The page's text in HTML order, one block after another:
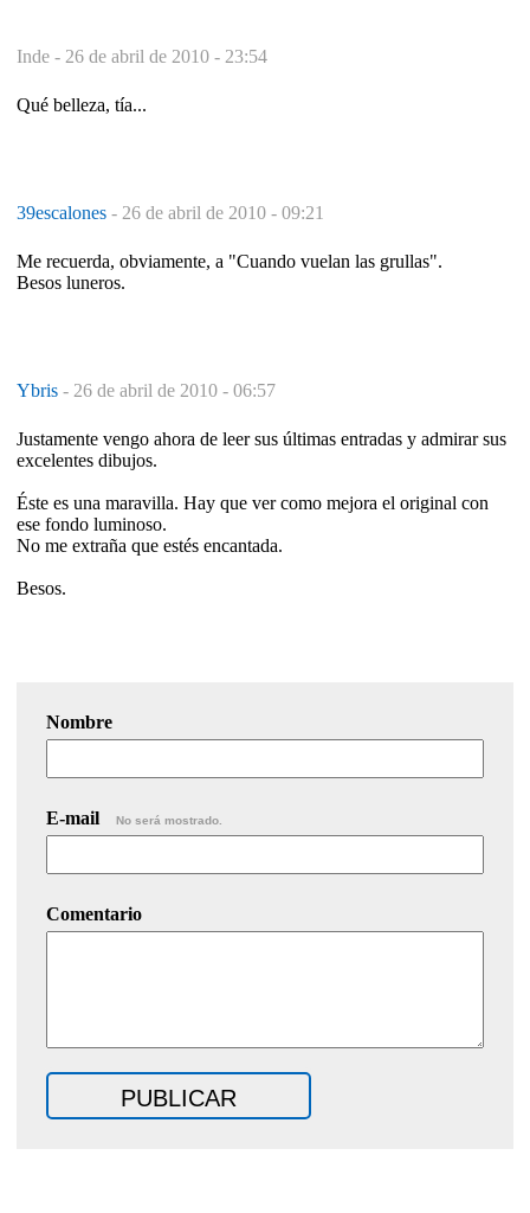
Inde - 26 de abril de 2010 - 23:54
Qué belleza, tía...
39escalones - 26 de abril de 2010 - 09:21
Me recuerda, obviamente, a "Cuando vuelan las grullas".
Besos luneros.
Ybris - 26 de abril de 2010 - 06:57
Justamente vengo ahora de leer sus últimas entradas y admirar sus
excelentes dibujos.
Éste es una maravilla. Hay que ver como mejora el original con
ese fondo luminoso.
No me extraña que estés encantada.
Besos.
Nombre
E-mail No será mostrado.
Comentario